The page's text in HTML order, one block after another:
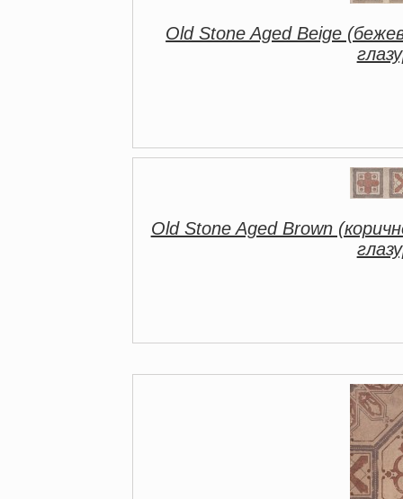
Old Stone Aged Beige
Old Stone Aged Brown